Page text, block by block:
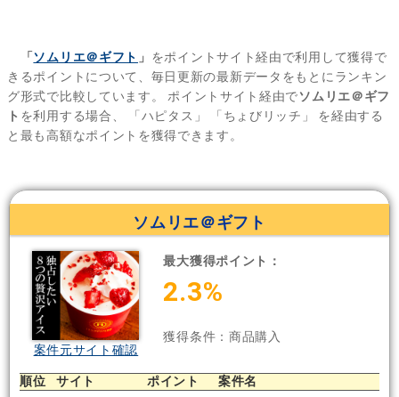
「 ソムリエ＠ギフト 」 をポイントサイト経由で利用して獲得で
きるポイントについて、毎日更新の最新データをもとにランキン
グ形式で比較しています。 ポイントサイト経由でソムリエ＠ギフ
ト を利用する場合、 「ハピタス」 「ちょびリッチ」
を経由する
と最も高額なポイントを獲得できます。
ソムリエ＠ギフト
案件元サイト確認
最大獲得ポイント：
2.3%
獲得条件：商品購入
順位 サイト ポイント 案件名